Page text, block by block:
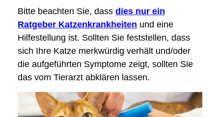
Bitte beachten Sie, dass dies nur ein
Ratgeber Katzenkrankheiten und eine
Hilfestellung ist. Sollten Sie feststellen, dass
sich Ihre Katze merkwürdig verhält und/oder
die aufgeführten Symptome zeigt, sollten Sie
das vom Tierarzt abklären lassen.